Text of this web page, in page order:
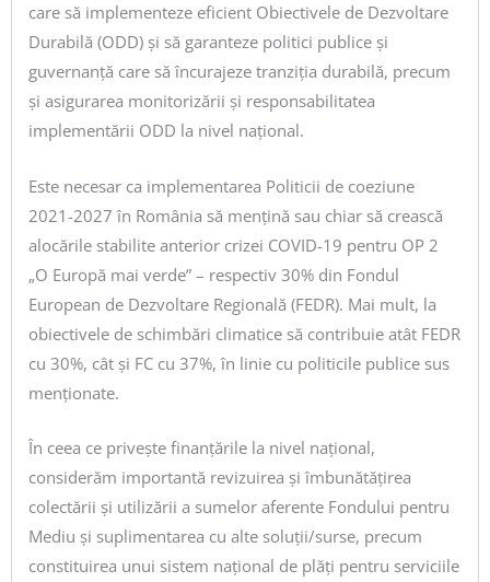
care să implementeze eficient Obiectivele de Dezvoltare
Durabilă (ODD) și să garanteze politici publice și
guvernanță care să încurajeze tranziția durabilă, precum
și asigurarea monitorizării și responsabilitatea
implementării ODD la nivel național.
Este necesar ca implementarea Politicii de coeziune
2021-2027 în România să mențină sau chiar să crească
alocările stabilite anterior crizei COVID-19 pentru OP 2
„O Europă mai verde” – respectiv 30% din Fondul
European de Dezvoltare Regională (FEDR). Mai mult, la
obiectivele de schimbări climatice să contribuie atât FEDR
cu 30%, cât și FC cu 37%, în linie cu politicile publice sus
menționate.
În ceea ce privește finanțările la nivel național,
considerăm importantă revizuirea și îmbunătățirea
colectării și utilizării a sumelor aferente Fondului pentru
Mediu și suplimentarea cu alte soluții/surse, precum
constituirea unui sistem național de plăți pentru serviciile